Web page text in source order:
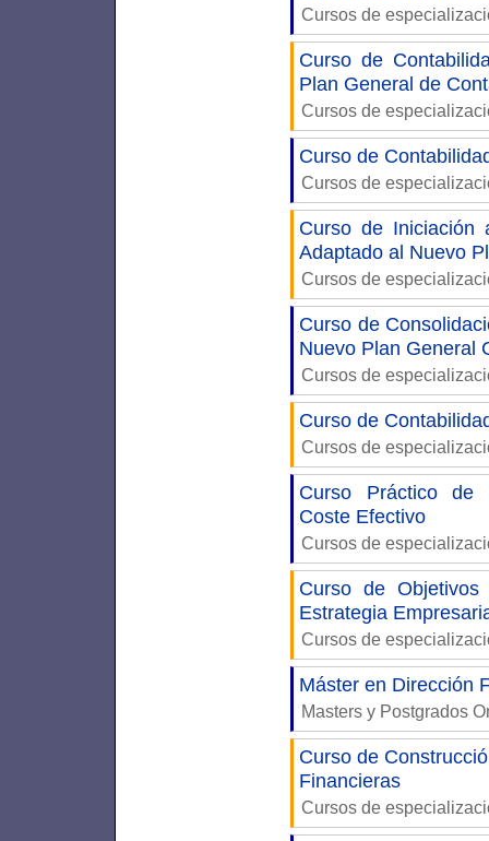
Cursos de
Curso de
Plan General de
Cursos de
Curso de
Cursos de
Curso de Iniciación
Adaptado al Nuevo
Cursos de
Curso de
Nuevo Plan General
Cursos de
Curso de
Cursos de
Curso Práctico de
Coste Efectivo
Cursos de
Curso de
Estrategia
Cursos de
Máster en Dirección
Masters y Postgrados
Curso de
Financieras
Cursos de